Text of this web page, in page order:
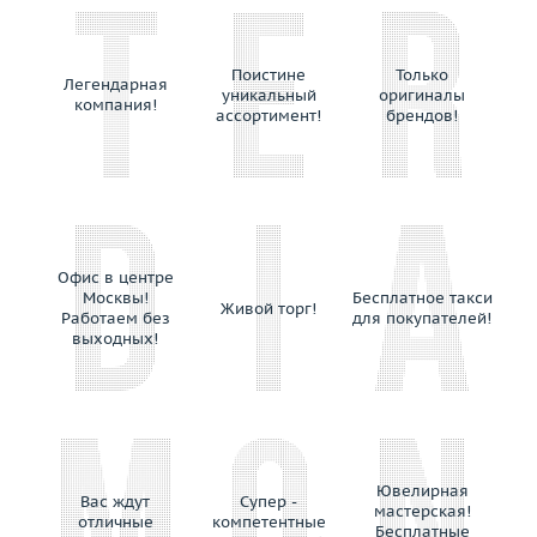
Sokolov
Staurino Fratelli
Stella
Stenzhorn
Stephen Webster
Tamara Comolli
Theo Fennell
Tiffany & Co
Toni Gard
Torrini
Unoaerre
Valente
Valentin Yudashkin
Van Cleef & Arpels
Легендарная
компания!
Поистине
уникальный
ассортимент!
Только
оригиналы
брендов!
Офис в центре
Москвы!
Работаем без
выходных!
Живой торг!
Бесплатное такси
для покупателей!
Вас ждут
отличные
Супер -
компетентные
Ювелирная
мастерская!
Бесплатные